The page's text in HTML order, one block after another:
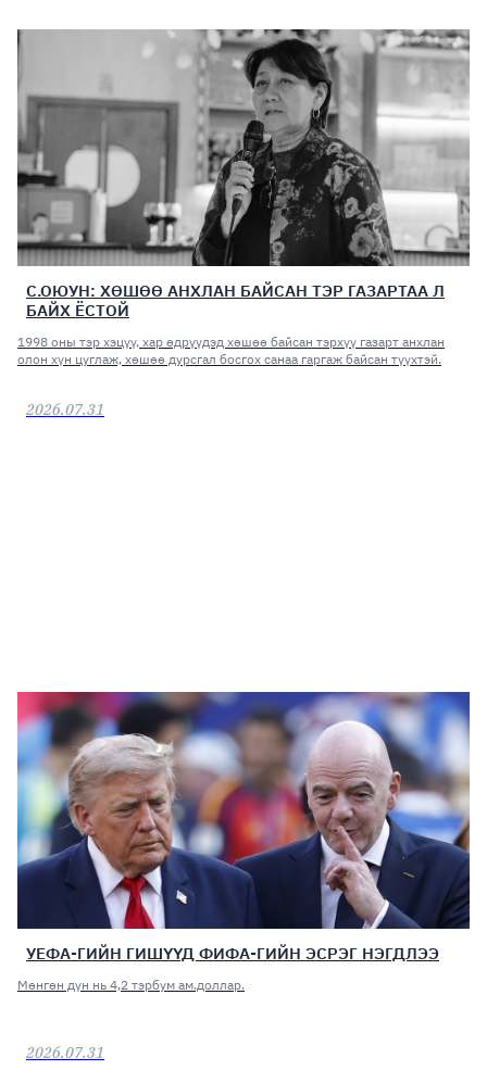
С.ОЮУН: ХӨШӨӨ АНХЛАН БАЙСАН ТЭР ГАЗАРТАА Л
БАЙХ ЁСТОЙ
1998 оны тэр хэцүү, хар өдрүүдэд хөшөө байсан тэрхүү газарт анхлан
олон хүн цуглаж, хөшөө дурсгал босгох санаа гаргаж байсан түүхтэй.
2026.07.31
УЕФА-ГИЙН ГИШҮҮД ФИФА-ГИЙН ЭСРЭГ НЭГДЛЭЭ
Мөнгөн дүн нь 4,2 тэрбум ам.доллар.
2026.07.31